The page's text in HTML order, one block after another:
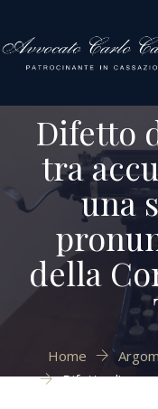
Difetto
tra
una
della
Home
Difetto di